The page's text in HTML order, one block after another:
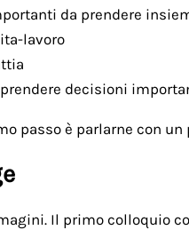
da prendere
lavoro
decisioni
passo è parlarne con
Il primo colloquio